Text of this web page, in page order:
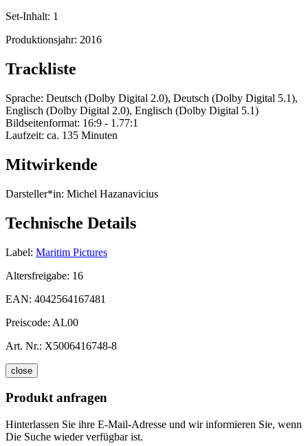
Set-Inhalt: 1
Produktionsjahr: 2016
Trackliste
Sprache: Deutsch (Dolby Digital 2.0), Deutsch (Dolby Digital 5.1),
Englisch (Dolby Digital 2.0), Englisch (Dolby Digital 5.1)
Bildseitenformat: 16:9 - 1.77:1
Laufzeit: ca. 135 Minuten
Mitwirkende
Darsteller*in: Michel Hazanavicius
Technische Details
Label: Maritim Pictures
Altersfreigabe: 16
EAN: 4042564167481
Preiscode: AL00
Art. Nr.: X5006416748-8
close
Produkt anfragen
Hinterlassen Sie ihre E-Mail-Adresse und wir informieren Sie, wenn
Die Suche wieder verfügbar ist.